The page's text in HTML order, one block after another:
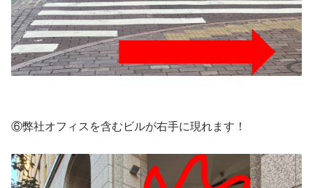
⑥弊社オフィスを含むビルが右手に現れます！